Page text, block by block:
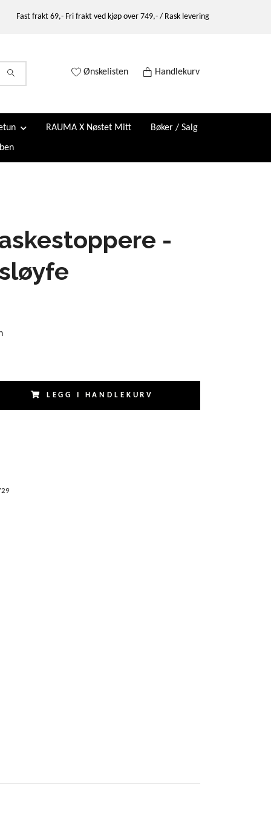
Fast frakt 69,- Fri frakt ved kjøp over 749,- / Rask levering
Ønskelisten Handlekurv
RAUMA X Nøstet Mitt Bøker / Salg
-
LEGG I HANDLEKURV